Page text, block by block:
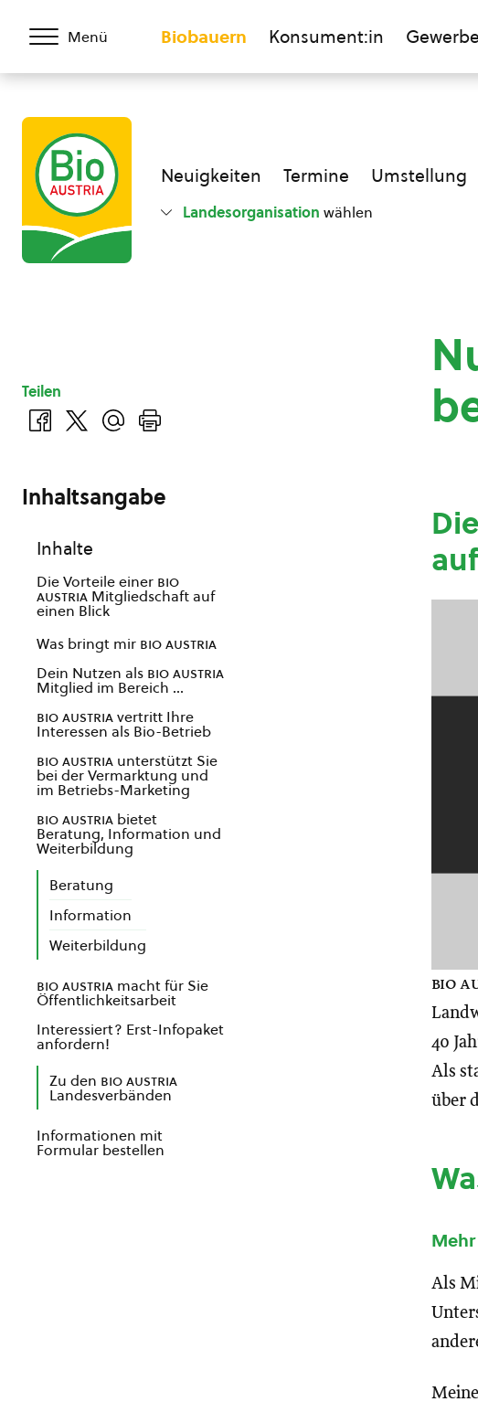
Menü Biobauern Konsument:in Gewerbe
Neuigkeiten Termine Umstellung
Landesorganisation wählen
bio
40
Als
über
Als
Teilen
Inhaltsangabe
Inhalte
Die Vorteile einer bio
austria Mitgliedschaft auf
einen Blick
Was bringt mir bio austria
Dein Nutzen als bio austria
Mitglied im Bereich …
bio austriavertritt Ihre
Interessen als Bio-Betrieb
bio austria unterstützt Sie
bei der Vermarktung und
im Betriebs-Marketing
bio austria bietet
Beratung, Information und
Weiterbildung
Beratung
Information
Weiterbildung
bio austria macht für Sie
Öffentlichkeitsarbeit
Interessiert? Erst-Infopaket
anfordern!
Zu den bio austria
Landesverbänden
Informationen mit
Formular bestellen